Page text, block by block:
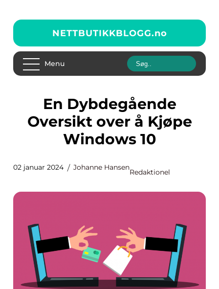
NETTBUTIKKBLOGG.no
Menu
En Dybdegående
Oversikt over å Kjøpe
Windows 10
02 januar 2024 Johanne Hansen
Redaktionel